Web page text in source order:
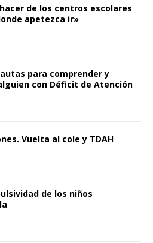
de los centros escolares
apetezca ir»
para comprender y
con Déficit de Atención
Vuelta al cole y TDAH
de los niños